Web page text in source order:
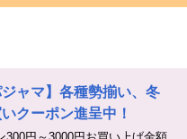
ジャマ】各種勢揃い、冬
クーポン進呈中！